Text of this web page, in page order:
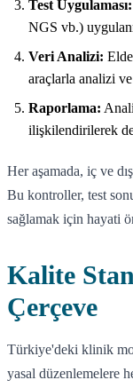
Test Uygulaması:
NGS vb.)
Veri Analizi:
araçlarla analizi
Raporlama:
ilişkilendirilerek
Her aşamada, iç ve
Bu kontroller, test
sağlamak için hayati
Kalite
Çerçeve
Türkiye'deki klinik
yasal düzenlemelere